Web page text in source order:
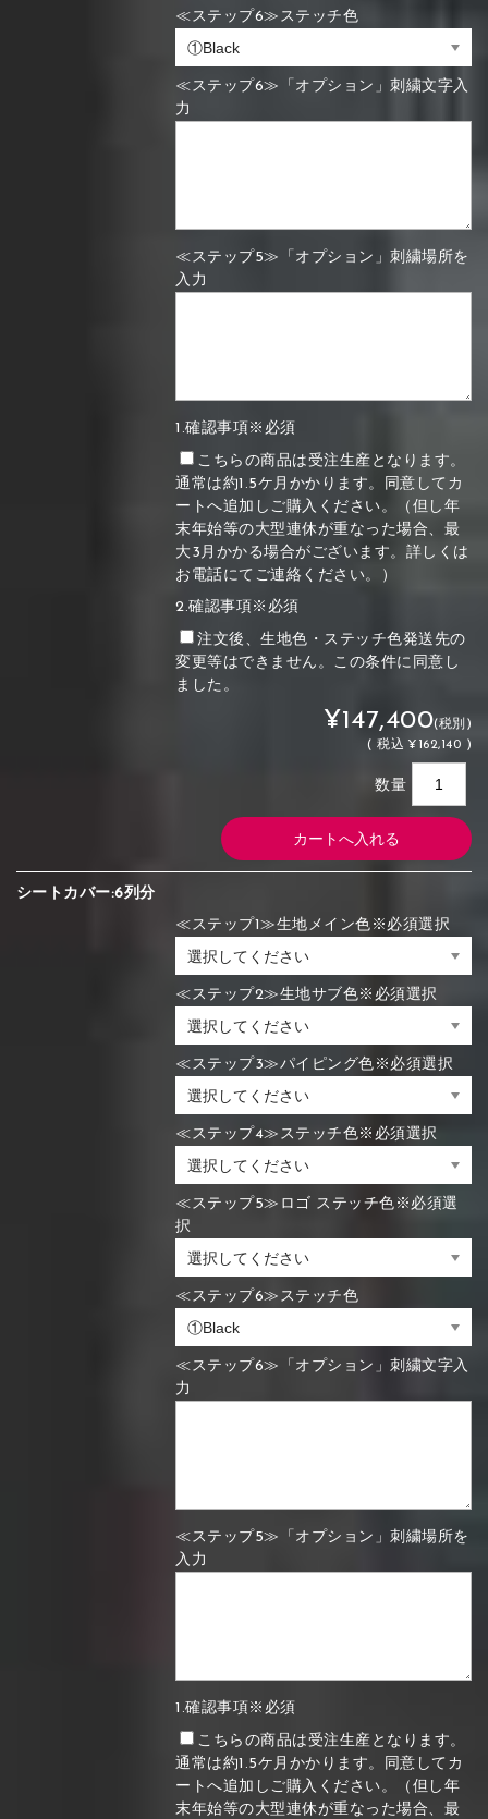
≪ステップ6≫ステッチ色
≪ステップ6≫「オプション」刺繍文字入
力
≪ステップ5≫「オプション」刺繍場所を
入力
1.確認事項※必須
こちらの商品は受注生産となります。
通常は約1.5ケ月かかります。同意してカ
ートへ追加しご購入ください。（但し年
末年始等の大型連休が重なった場合、最
大3月かかる場合がございます。詳しくは
お電話にてご連絡ください。）
2.確認事項※必須
注文後、生地色・ステッチ色発送先の
変更等はできません。この条件に同意し
ました。
¥147,400(税別)
(税込 ¥162,140 )
数量
シートカバー:6列分
≪ステップ1≫生地メイン色※必須選択
≪ステップ2≫生地サブ色※必須選択
≪ステップ3≫パイピング色※必須選択
≪ステップ4≫ステッチ色※必須選択
≪ステップ5≫ロゴ ステッチ色※必須選
択
≪ステップ6≫ステッチ色
≪ステップ6≫「オプション」刺繍文字入
力
≪ステップ5≫「オプション」刺繍場所を
入力
1.確認事項※必須
こちらの商品は受注生産となります。
通常は約1.5ケ月かかります。同意してカ
ートへ追加しご購入ください。（但し年
末年始等の大型連休が重なった場合、最